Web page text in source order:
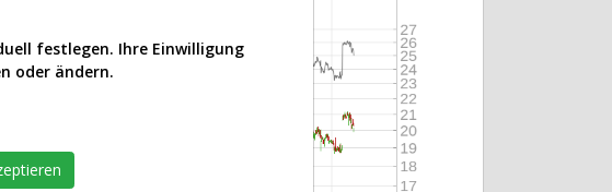
festlegen. Ihre Einwilligung
oder ändern.